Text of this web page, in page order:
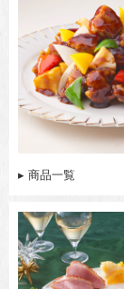
▸ 商品一覧